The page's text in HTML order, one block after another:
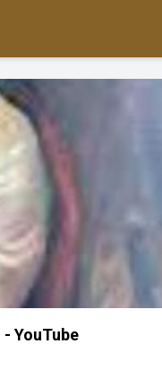
- YouTube